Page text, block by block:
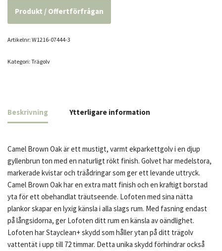
Produkt / Offertförfrågan
Artikelnr: W1216-07444-3
Kategori: Trägolv
Beskrivning Ytterligare information
Camel Brown Oak är ett mustigt, varmt ekparkettgolv i en djup
gyllenbrun ton med en naturligt rökt finish. Golvet har medelstora,
markerade kvistar och träådringar som ger ett levande uttryck.
Camel Brown Oak har en extra matt finish och en kraftigt borstad
yta för ett obehandlat träutseende. Lofoten med sina nätta
plankor skapar en lyxig känsla i alla slags rum. Med fasning endast
på långsidorna, ger Lofoten ditt rum en känsla av oändlighet.
Lofoten har Stayclean+ skydd som håller ytan på ditt trägolv
vattentät i upp till 72 timmar. Detta unika skydd förhindrar också